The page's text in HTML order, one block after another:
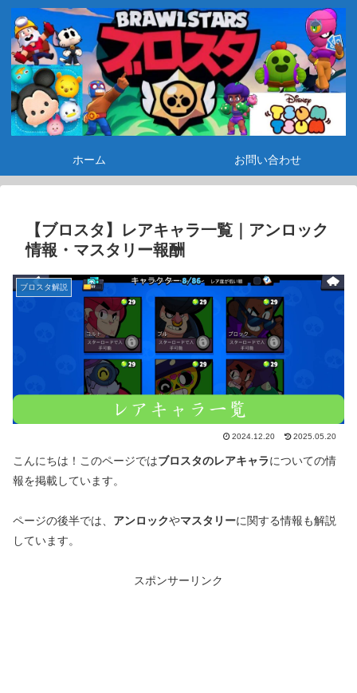
ホーム お問い合わせ
【ブロスタ】レアキャラ一覧｜アンロック
情報・マスタリー報酬
ブロスタ解説
2024.12.20 2025.05.20
こんにちは！このページではブロスタのレアキャラについての情
報を掲載しています。
ページの後半では、 アンロックやマスタリーに関する情報も解説
しています。
スポンサーリンク